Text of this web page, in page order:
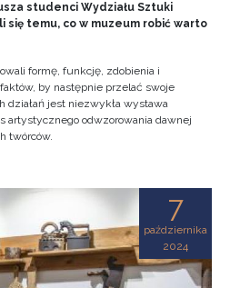
studenci Wydziału Sztuki
się temu, co w muzeum robić warto
formę, funkcję, zdobienia i
by następnie przelać swoje
działań jest niezwykła wystawa
artystycznego odwzorowania dawnej
twórców.
7
października
2024